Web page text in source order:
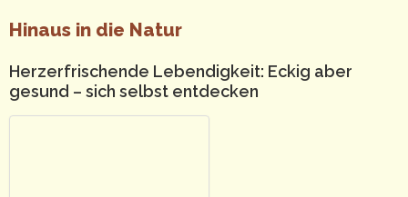
Hinaus in die Natur
Herzerfrischende Lebendigkeit: Eckig aber
gesund – sich selbst entdecken